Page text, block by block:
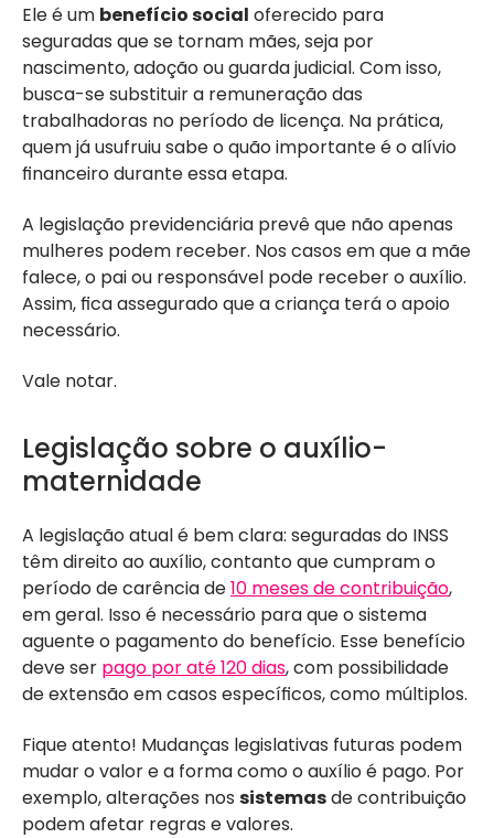
Ele é um benefício social oferecido para
seguradas que se tornam mães, seja por
nascimento, adoção ou guarda judicial. Com isso,
busca-se substituir a remuneração das
trabalhadoras no período de licença. Na prática,
quem já usufruiu sabe o quão importante é o alívio
financeiro durante essa etapa.
A legislação previdenciária prevê que não apenas
mulheres podem receber. Nos casos em que a mãe
falece, o pai ou responsável pode receber o auxílio.
Assim, fica assegurado que a criança terá o apoio
necessário.
Vale notar.
Legislação sobre o auxílio-
maternidade
A legislação atual é bem clara: seguradas do INSS
têm direito ao auxílio, contanto que cumpram o
período de carência de10 meses de contribuição,
em geral. Isso é necessário para que o sistema
aguente o pagamento do benefício. Esse benefício
deve ser pago por até 120 dias, com possibilidade
de extensão em casos específicos, como múltiplos.
Fique atento! Mudanças legislativas futuras podem
mudar o valor e a forma como o auxílio é pago. Por
exemplo, alterações nos sistemasde contribuição
podem afetar regras e valores.